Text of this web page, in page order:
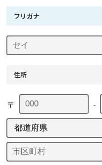
フリガナ
住所
〒 -